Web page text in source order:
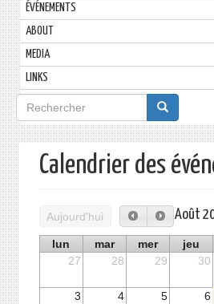
ÉVÉNEMENTS
ABOUT
MEDIA
LINKS
Formulaire
de
recherche
Calendrier des
Aujourd'hui Août
lun mar mer jeu
27
28 29 30
3 4 5 6